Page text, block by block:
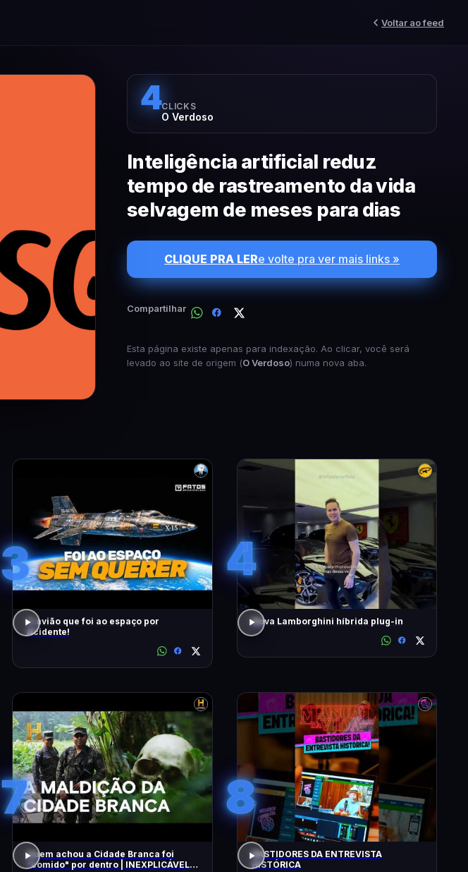
Voltar ao feed
4CLICKS
O Verdoso
Inteligência artificial reduz
tempo de rastreamento da vida
selvagem de meses para dias
CLIQUE PRA LERe volte pra ver mais links »
Compartilhar
Esta página existe apenas para indexação. Ao clicar, você será
levado ao site de origem (O Verdoso) numa nova aba.
3
O avião que foi ao espaço por
Acidente!
4
Nova Lamborghini híbrida plug-in
7
Quem achou a Cidade Branca foi
"comido" por dentro | INEXPLICÁVEL
8
BASTIDORES DA ENTREVISTA
HISTÓRICA